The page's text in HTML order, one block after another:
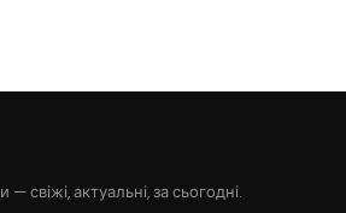
— свіжі, актуальні, за сьогодні.